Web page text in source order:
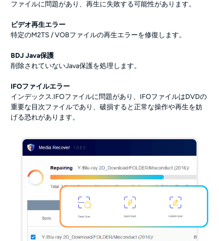
ファイルに問題があり、再生に失敗する可能性があります。
ビデオ再生エラー
特定のM2TS / VOBファイルの再生エラーを修復します。
BDJ Java保護
削除されていないJava保護を処理します。
IFOファイルエラー
インデックス.IFOファイルに問題があり、IFOファイルはDVDの
重要な目次ファイルであり、破損すると正常な操作や再生を妨
げる恐れがあります。